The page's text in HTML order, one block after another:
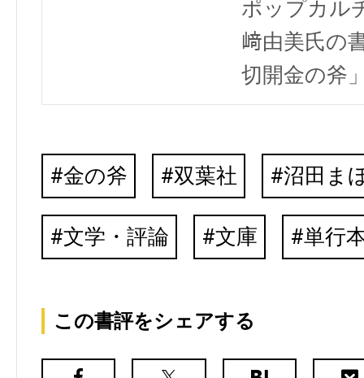
ポップカル
﨑由美氏の
切開金の斧
金の斧 双葉社 沼田ま
文学・評論 文庫 単行
この書評をシェアする